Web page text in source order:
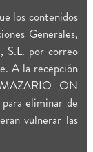
los contenidos
Generales,
S.L. por correo
A la recepción
ON
eliminar de
vulnerar las